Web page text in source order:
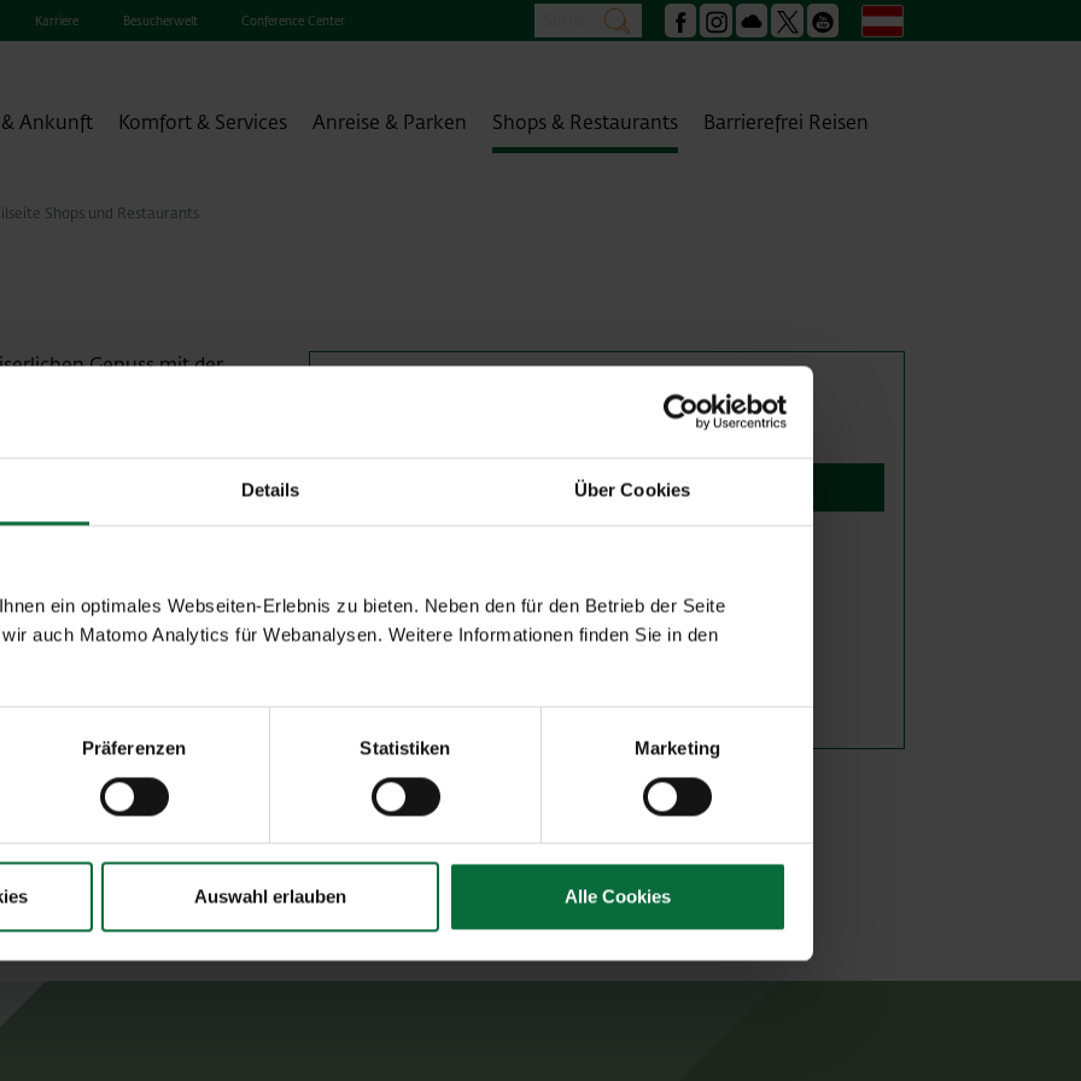
Details Über Cookies
ein optimales Webseiten-Erlebnis zu bieten. Neben den für den Betrieb der Seite
auch Matomo Analytics für Webanalysen. Weitere Informationen finden Sie in den
Präferenzen Statistiken Marketing
Auswahl erlauben Alle Cookies
Karriere Besucherwelt Conference Center suchen Facebook
Instagram
Podcast YoutubeDeutsch
Ankunft Komfort & Services Anreise & Parken Shops & Restaurants Barrierefrei Reisen
Shops und Restaurants
Genuss mit der
Kaiserschmarren, der
serviert wird – auf
Schokoladen und
oder Souvenir.
mit über die
Mastercard, Diners
auf Plan anzeigen
Kaffee
Kalte Getränke